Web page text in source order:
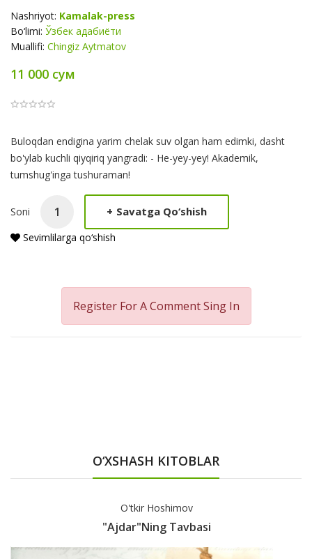
Nashriyot: Kamalak-press
Bo‘limi: Ўзбек адабиёти
Muallifi: Chingiz Aytmatov
11 000 сум
Product
Summery
Buloqdan endigina yarim chelak suv olgan ham edimki, dasht
bo'ylab kuchli qiyqiriq yangradi: - He-yey-yey! Akademik,
tumshug'inga tushuraman!
Soni + Savatga Qo‘shish
Sevimlilarga qo‘shish
Register For A CommentSing In
O‘XSHASH KITOBLAR
O'tkir Hoshimov
"Ajdar"ning Tavbasi